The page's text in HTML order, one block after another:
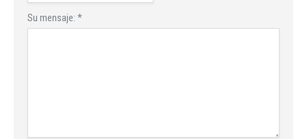
Su mensaje: *